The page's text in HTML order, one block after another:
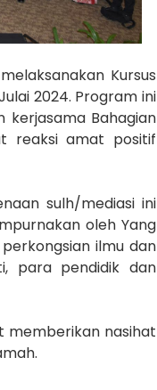
Kursus
2024. Program ini
kerjasama Bahagian
reaksi amat positif
sulh/mediasi ini
oleh Yang
ilmu dan
para pendidik dan
memberikan nasihat